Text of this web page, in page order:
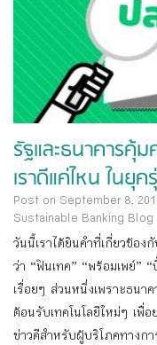
รัฐและธนาคารคุ้
เราดีแค่ไหน ในยุ
Post on September 8,
Sustainable Banking Blog
วันนี้เราได้ยินคำที่เกี่ยวข้อง
ว่า “ฟินเทค” “พร้อมเพย์”
เรื่อยๆ ส่วนหนึ่งเพราะธนา
ต้อนรับเทคโนโลยีใหม่ๆ เพื่
ข่าวดีสำหรับผู้บริโภคทางกา